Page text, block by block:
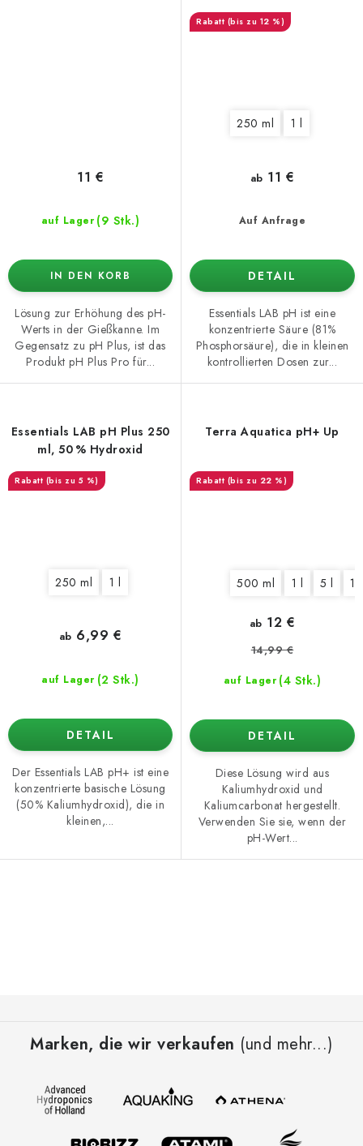
auf Lager (9 Stk.)
11 €
IN DEN KORB
Lösung zur Erhöhung des pH-
Werts in der Gießkanne. Im
Gegensatz zu pH Plus, ist das
Produkt pH Plus Pro für...
(bis zu 12 %)
250 ml 1 l
Auf Anfrage
ab 11 €
DETAIL
Essentials LAB pH ist eine
konzentrierte Säure (81%
Phosphorsäure), die in kleinen
kontrollierten Dosen zur...
Essentials LAB pH Plus 250
ml, 50 % Hydroxid
(bis zu 5 %)
250 ml 1 l
auf Lager (2 Stk.)
ab 6,99 €
DETAIL
Der Essentials LAB pH+ ist eine
konzentrierte basische Lösung
(50% Kaliumhydroxid), die in
kleinen,...
Terra Aquatica pH+ Up
(bis zu 22 %)
500 ml 1 l 5 l
auf Lager (4 Stk.)
ab 12 €
14,99 €
DETAIL
Diese Lösung wird aus
Kaliumhydroxid und
Kaliumcarbonat hergestellt.
Verwenden Sie sie, wenn der
pH-Wert...
Marken, die wir verkaufen (und mehr...)